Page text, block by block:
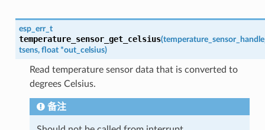
esp_err_t
temperature_sensor_get_celsius(
tsens, float *out_celsius)
Read temperature sensor data that is converted to
degrees Celsius.
备注